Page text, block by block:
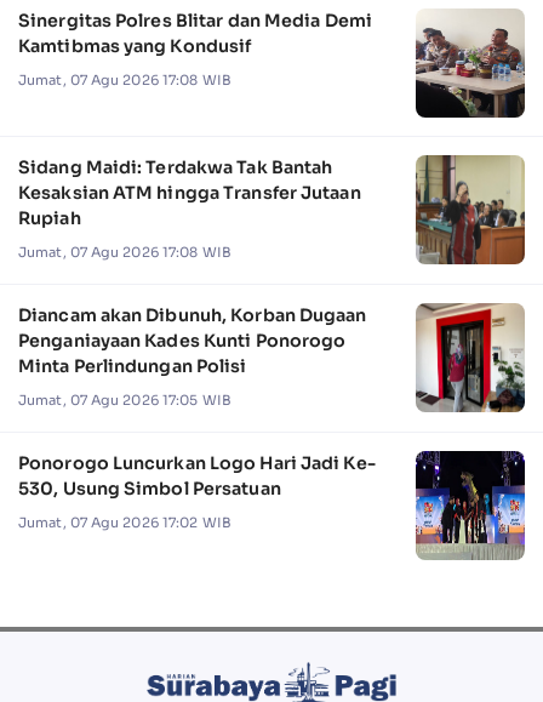
Sinergitas Polres Blitar dan Media Demi
Kamtibmas yang Kondusif
Jumat, 07 Agu 2026 17:08 WIB
Sidang Maidi: Terdakwa Tak Bantah
Kesaksian ATM hingga Transfer Jutaan
Rupiah
Jumat, 07 Agu 2026 17:08 WIB
Diancam akan Dibunuh, Korban Dugaan
Penganiayaan Kades Kunti Ponorogo
Minta Perlindungan Polisi
Jumat, 07 Agu 2026 17:05 WIB
Ponorogo Luncurkan Logo Hari Jadi Ke-
530, Usung Simbol Persatuan
Jumat, 07 Agu 2026 17:02 WIB